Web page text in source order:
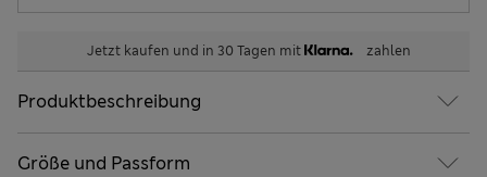
Jetzt kaufen und in 30 Tagen mit zahlen
Produktbeschreibung
Größe und Passform